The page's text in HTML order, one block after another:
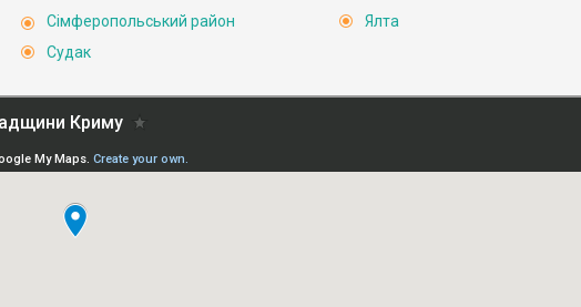
Сімферопольський район
Судак
Ялта